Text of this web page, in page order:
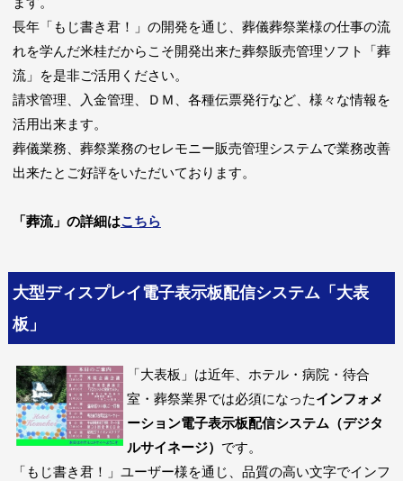
長年「もじ書き君！」の開発を通じ、葬儀葬祭業様の仕事の流
れを学んだ米桂だからこそ開発出来た葬祭販売管理ソフト「葬
流」を是非ご活用ください。
請求管理、入金管理、ＤＭ、各種伝票発行など、様々な情報を
活用出来ます。
葬儀業務、葬祭業務のセレモニー販売管理システムで業務改善
出来たとご好評をいただいております。
「葬流」の詳細はこちら
大型ディスプレイ電子表示板配信システム「大表
板」
「大表板」は近年、ホテル・病院・待合
室・葬祭業界では必須になったインフォメ
ーション電子表示板配信システム（デジタ
ルサイネージ） です。
「もじ書き君！」ユーザー様を通じ、品質の高い文字でインフ